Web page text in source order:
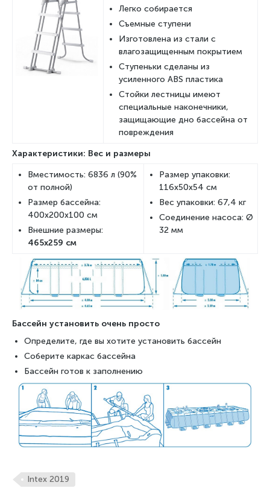
Легко собирается
Съемные ступени
Изготовлена из стали с
влагозащищенным покрытием
Ступеньки сделаны из
усиленного ABS пластика
Стойки лестницы имеют
специальные наконечники,
защищающие дно бассейна от
повреждения
Характеристики: Вес и размеры
Вместимость: 6836 л (90%
от полной)
Размер бассейна:
400x200x100 см
Внешние размеры:
465x259 см
Размер упаковки:
116x50x54 см
Вес упаковки: 67,4 кг
Соединение насоса: Ø
32 мм
Бассейн установить очень просто
Определите, где вы хотите установить бассейн
Соберите каркас бассейна
Бассейн готов к заполнению
Intex 2019